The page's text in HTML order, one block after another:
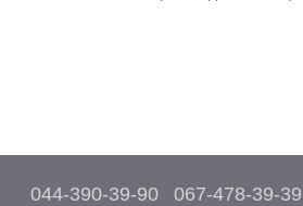
044-390-39-90 067-478-39-39